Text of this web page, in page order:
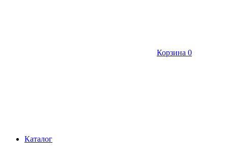
Корзина 0
Каталог